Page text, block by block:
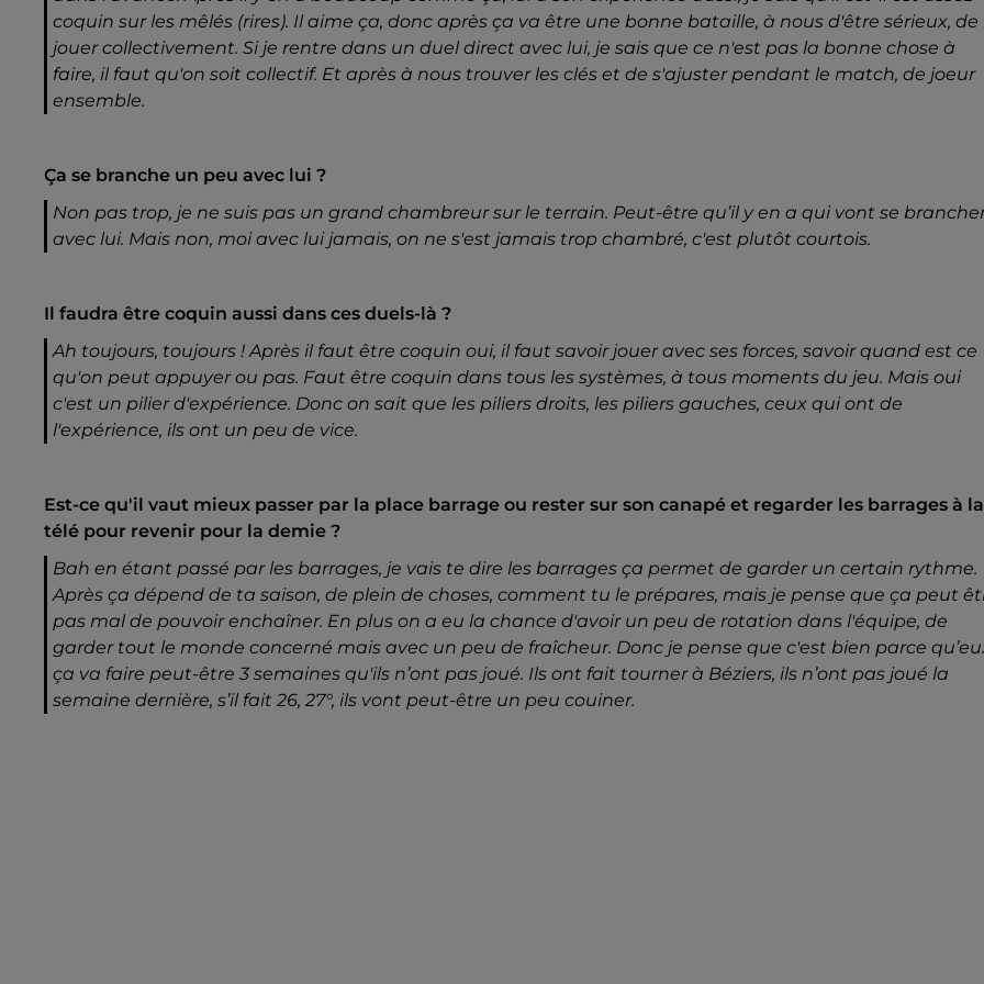
coquin sur les mêlés (rires). Il aime ça, donc après ça va être une bonne bataille, à nous d'être sérieux, de
jouer collectivement. Si je rentre dans un duel direct avec lui, je sais que ce n'est pas la bonne chose à
faire, il faut qu'on soit collectif. Et après à nous trouver les clés et de s'ajuster pendant le match, de joeur
ensemble.
Ça se branche un peu avec lui ?
Non pas trop, je ne suis pas un grand chambreur sur le terrain. Peut-être qu’il y en a qui vont se
avec lui. Mais non, moi avec lui jamais, on ne s'est jamais trop chambré, c'est plutôt courtois.
Il faudra être coquin aussi dans ces duels-là ?
Ah toujours, toujours ! Après il faut être coquin oui, il faut savoir jouer avec ses forces, savoir quand est ce
qu'on peut appuyer ou pas. Faut être coquin dans tous les systèmes, à tous moments du jeu. Mais oui
c'est un pilier d'expérience. Donc on sait que les piliers droits, les piliers gauches, ceux qui ont de
l'expérience, ils ont un peu de vice.
Est-ce qu'il vaut mieux passer par la place barrage ou rester sur son canapé et regarder les barrages à la
télé pour revenir pour la demie ?
Bah en étant passé par les barrages, je vais te dire les barrages ça permet de garder un certain rythme.
Après ça dépend de ta saison, de plein de choses, comment tu le prépares, mais je pense que ça peut
pas mal de pouvoir enchaîner. En plus on a eu la chance d'avoir un peu de rotation dans l'équipe, de
garder tout le monde concerné mais avec un peu de fraîcheur. Donc je pense que c'est bien parce
ça va faire peut-être 3 semaines qu'ils n’ont pas joué. Ils ont fait tourner à Béziers, ils n’ont pas joué la
semaine dernière, s’il fait 26, 27°, ils vont peut-être un peu couiner.